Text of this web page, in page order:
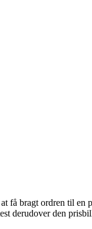
få bragt ordren til
derudover den